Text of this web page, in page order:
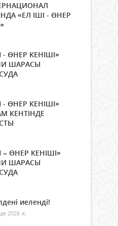
«ЕЛ ІШІ - ӨНЕР
- ӨНЕР КЕНІШІ»
ШАРАСЫ
- ӨНЕР КЕНІШІ»
КЕНТІНДЕ
– ӨНЕР КЕНІШІ»
ШАРАСЫ
иеленді!
2026 ж.